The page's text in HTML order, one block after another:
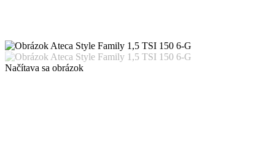
Načítava sa obrázok